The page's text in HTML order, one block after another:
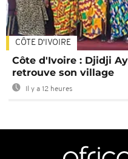
CÔTE D'IVOIRE
Côte d'Ivoire : Djidji
retrouve son village
Il y a 12 heures